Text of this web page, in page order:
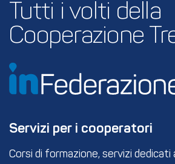
Tutti i volti della
Cooperazione
Servizi per i cooperatori
Corsi di formazione, servizi dedicati